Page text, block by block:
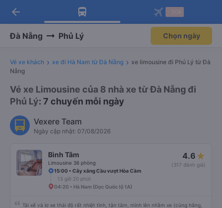
Tải app Vexere ngay!
Nhận ưu đãi thành viên độc
Mở app
Tải app Vexere
-30k/ghế khi đặt vé máy bay qua
Mở app
arrow_back
Đà Nẵng Phủ Lý Chọn ngày
Vé xe khách xe đi Hà Nam từ Đà Nẵng
xe limousine đi Phủ Lý từ Đà
Nẵng
Vé xe Limousine của 8 nhà xe từ Đà Nẵng đi
Phủ Lý: 7 chuyến mỗi ngày
Vexere Team
Ngày cập nhật: 07/08/2026
Bình Tâm
Limousine 36 phòng
4.6
(317 đánh giá)
15:00 • Cây xăng Cầu vượt Hòa Cầm
13 giờ 20 phút
04:20 • Hà Nam (Dọc Quốc lộ 1A)
Tài xế và lơ xe thái độ rất nhiệt tình, tận tâm, mình lên nhầm xe (cùng hãng,